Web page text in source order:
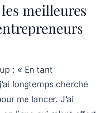
meilleures
: « En tant
longtemps cherché
me lancer. J’ai